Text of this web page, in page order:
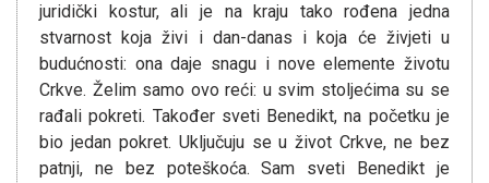
juridički kostur, ali je na kraju tako rođena jedna
stvarnost koja živi i dan-danas i koja će živjeti u
budućnosti: ona daje snagu i nove elemente životu
Crkve. Želim samo ovo reći: u svim stoljećima su se
rađali pokreti. Također sveti Benedikt, na početku je
bio jedan pokret. Uključuju se u život Crkve, ne bez
patnji, ne bez poteškoća. Sam sveti Benedikt je